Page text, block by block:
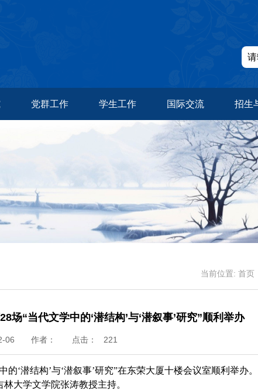
党群工作 学生工作 国际交流 招生
当前位置: 首页
“当代文学中的‘潜结构’与‘潜叙事’研究”顺利举办
06 作者： 点击： 221
的‘潜结构’与‘潜叙事’研究”在东荣大厦十楼会议室顺利举办
大学文学院张涛教授主持。